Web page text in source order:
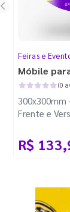
Feiras e
Móbile
(0
300x300mm
Frente e
R$